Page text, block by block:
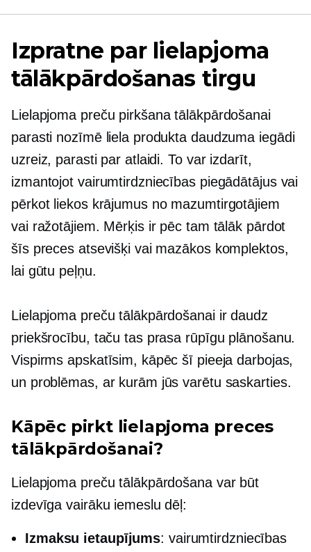
Izpratne par lielapjoma
tālākpārdošanas tirgu
Lielapjoma preču pirkšana tālākpārdošanai
parasti nozīmē liela produkta daudzuma iegādi
uzreiz, parasti par atlaidi. To var izdarīt,
izmantojot vairumtirdzniecības piegādātājus vai
pērkot liekos krājumus no mazumtirgotājiem
vai ražotājiem. Mērķis ir pēc tam tālāk pārdot
šīs preces atsevišķi vai mazākos komplektos,
lai gūtu peļņu.
Lielapjoma preču tālākpārdošanai ir daudz
priekšrocību, taču tas prasa rūpīgu plānošanu.
Vispirms apskatīsim, kāpēc šī pieeja darbojas,
un problēmas, ar kurām jūs varētu saskarties.
Kāpēc pirkt lielapjoma preces
tālākpārdošanai?
Lielapjoma preču tālākpārdošana var būt
izdevīga vairāku iemeslu dēļ:
Izmaksu ietaupījums: vairumtirdzniecības